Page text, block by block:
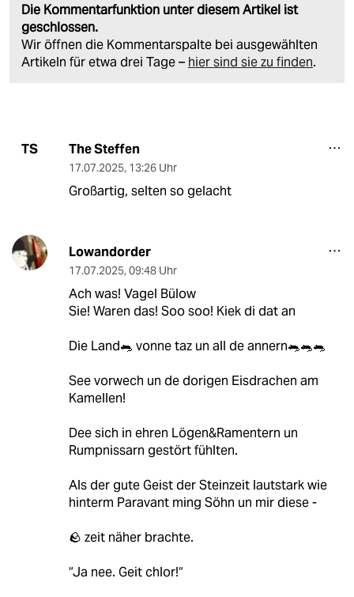
Die Kommentarfunktion unter diesem Artikel ist
geschlossen.
Wir öffnen die Kommentarspalte bei ausgewählten
Artikeln für etwa drei Tage – hier sind sie zu finden.
TS The Steffen
17.07.2025, 13:26 Uhr
Großartig, selten so gelacht
Lowandorder
17.07.2025, 09:48 Uhr
Ach was! Vagel Bülow
Sie! Waren das! Soo soo! Kiek di dat an
Die Land🐀 vonne taz un all de annern🐀🐀🐀
See vorwech un de dorigen Eisdrachen am
Kamellen!
Dee sich in ehren Lögen&Ramentern un
Rumpnissarn gestört fühlten.
Als der gute Geist der Steinzeit lautstark wie
hinterm Paravant ming Söhn un mir diese -
🪨 zeit näher brachte.
“Ja nee. Geit chlor!“